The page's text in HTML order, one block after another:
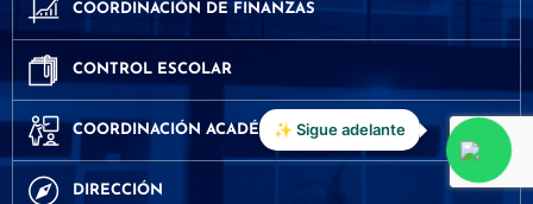
🌟 Te espera un gran futuro
COORDINACIÓN DE FINANZAS
CONTROL ESCOLAR
COORDINACIÓN ACADÉMICA
DIRECCIÓN